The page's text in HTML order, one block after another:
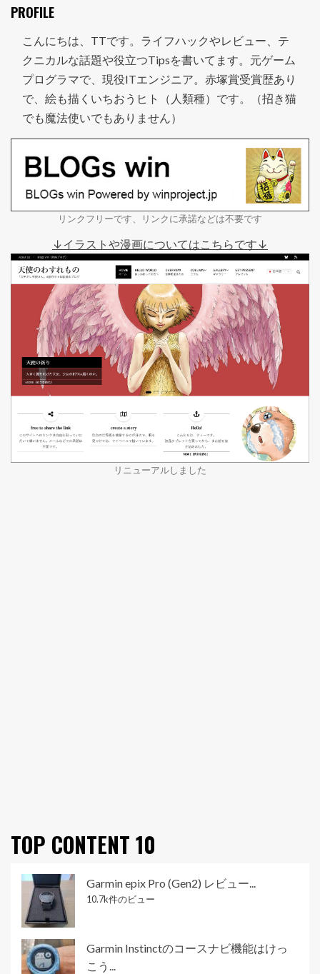
PROFILE
こんにちは、TTです。ライフハックやレビュー、テ
クニカルな話題や役立つTipsを書いてます。元ゲーム
プログラマで、現役ITエンジニア。赤塚賞受賞歴あり
で、絵も描くいちおうヒト（人類種）です。（招き猫
でも魔法使いでもありません）
リンクフリーです、リンクに承諾などは不要です
↓イラストや漫画についてはこちらです↓
リニューアルしました
TOP CONTENT 10
Garmin epix Pro (Gen2) レビュー...
10.7k件のビュー
Garmin Instinctのコースナビ機能はけっ
こう...